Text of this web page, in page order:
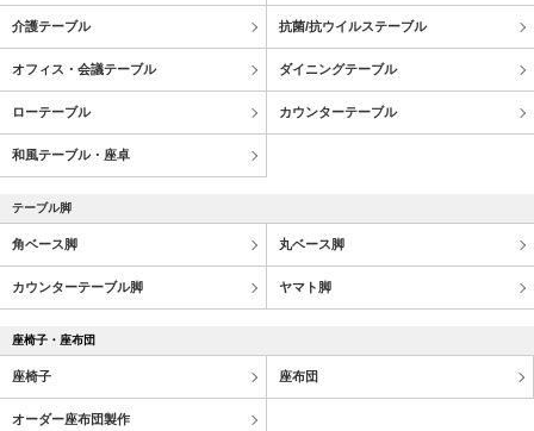
介護テーブル 抗菌/抗ウイルステーブル
オフィス・会議テーブル ダイニングテーブル
ローテーブル カウンターテーブル
和風テーブル・座卓
テーブル脚
角ベース脚 丸ベース脚
カウンターテーブル脚 ヤマト脚
座椅子・座布団
座椅子 座布団
オーダー座布団製作